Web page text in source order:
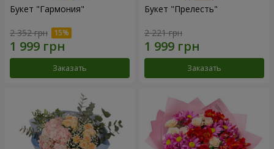
Букет "Гармония"
2 352 грн
Заказать
Букет "Прелесть"
2 221 грн
Заказать